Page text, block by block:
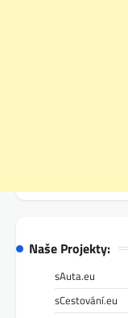
Naše Projekty:
sAuta.eu
sCestování.eu